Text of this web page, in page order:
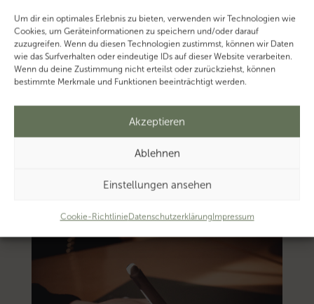
Um dir ein optimales Erlebnis zu bieten, verwenden wir Technologien wie
Cookies, um Geräteinformationen zu speichern und/oder darauf
zuzugreifen. Wenn du diesen Technologien zustimmst, können wir Daten
wie das Surfverhalten oder eindeutige IDs auf dieser Website verarbeiten.
Wenn du deine Zustimmung nicht erteilst oder zurückziehst, können
bestimmte Merkmale und Funktionen beeinträchtigt werden.
Akzeptieren
Ablehnen
Einstellungen ansehen
Cookie-RichtlinieDatenschutzerklärungImpressum